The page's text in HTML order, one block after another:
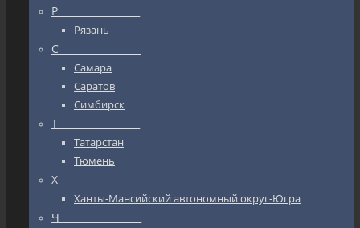
Р_________________
Рязань
С_________________
Самара
Саратов
Симбирск
Т_________________
Татарстан
Тюмень
Х_________________
Ханты-Мансийский автономный округ-Югра
Ч_________________